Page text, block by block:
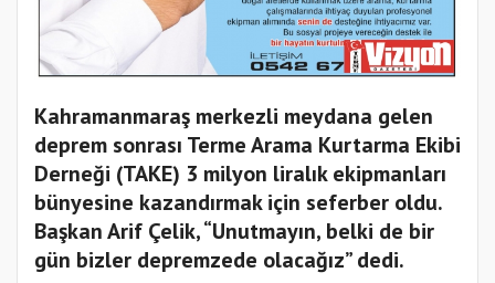
Kahramanmaraş merkezli meydana gelen
deprem sonrası Terme Arama Kurtarma Ekibi
Derneği (TAKE) 3 milyon liralık ekipmanları
bünyesine kazandırmak için seferber oldu.
Başkan Arif Çelik, “Unutmayın, belki de bir
gün bizler depremzede olacağız” dedi.